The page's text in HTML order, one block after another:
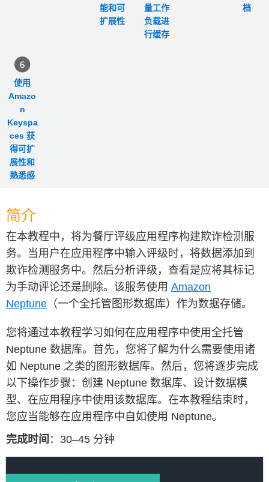
能和可
扩展性
量工作
负载进
行缓存
档
使用
Amazo
n
Keyspa
ces 获
得可扩
展性和
熟悉感
简介
在本教程中，将为餐厅评级应用程序构建欺诈检测服
务。当用户在应用程序中输入评级时，将数据添加到
欺诈检测服务中。然后分析评级，查看是应将其标记
为手动评论还是删除。该服务使用 Amazon
Neptune （一个全托管图形数据库）作为数据存储。
您将通过本教程学习如何在应用程序中使用全托管
Neptune 数据库。首先，您将了解为什么需要使用诸
如 Neptune 之类的图形数据库。然后，您将逐步完成
以下操作步骤：创建 Neptune 数据库、设计数据模
型、在应用程序中使用该数据库。在本教程结束时，
您应当能够在应用程序中自如使用 Neptune。
完成时间 ：30–45 分钟